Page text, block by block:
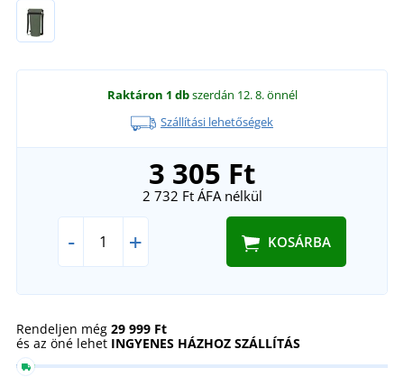
Raktáron 1 dbszerdán 12. 8.önnél
Szállítási lehetőségek
3 305 Ft
2 732 FtÁFA nélkül
- + KOSÁRBA
Rendeljen még 29 999 Ft
és az öné lehet INGYENES HÁZHOZ SZÁLLÍTÁS